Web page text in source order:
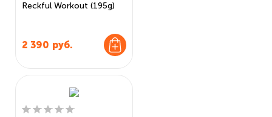
Reckful Workout (195g)
2 390 руб.